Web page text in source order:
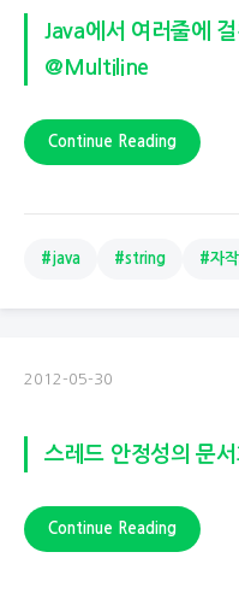
Java에서 여러줄에
@Multiline
Continue Reading
#java #string #자
2012-05-30
스레드 안정성의 문
Continue Reading